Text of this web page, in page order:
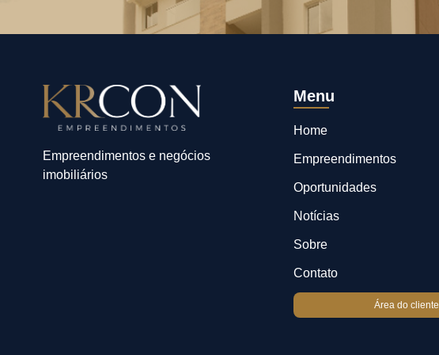
Empreendimentos e negócios
imobiliários
Menu
Home
Empreendimentos
Oportunidades
Notícias
Sobre
Contato
Área do cliente